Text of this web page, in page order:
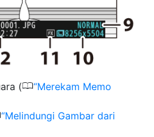
(0 Merekam Memo
Melindungi Gambar dari